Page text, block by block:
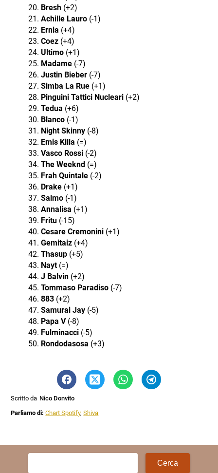
Bresh(+2)
Achille Lauro(-1)
Ernia (+4)
Coez(+4)
Ultimo(+1)
Madame(-7)
Justin Bieber (-7)
Simba La Rue(+1)
Pinguini Tattici Nucleari(+2)
Tedua (+6)
Blanco(-1)
Night Skinny (-8)
Emis Killa (=)
Vasco Rossi (-2)
The Weeknd (=)
Frah Quintale(-2)
Drake(+1)
Salmo(-1)
Annalisa (+1)
Fritu (-15)
Cesare Cremonini (+1)
Gemitaiz(+4)
Thasup(+5)
Nayt(=)
J Balvin(+2)
Tommaso Paradiso(-7)
883(+2)
Samurai Jay(-5)
Papa V (-8)
Fulminacci(-5)
Rondodasosa (+3)
Scritto da Nico Donvito
Parliamo di:Chart Spotify,Shiva
Ricerca